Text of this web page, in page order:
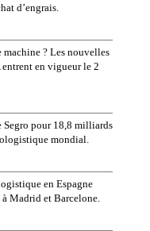
d’engrais.
machine ? Les nouvelles
en vigueur le 2
Segro pour 18,8 milliards
mondial.
en Espagne
Madrid et Barcelone.